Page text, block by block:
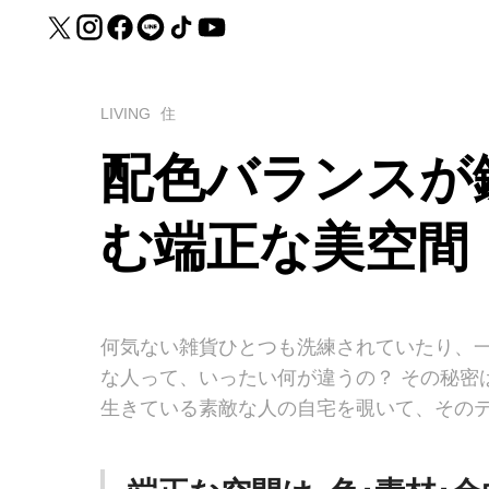
LIVING 住
配色バランス
む端正な美空間
何気ない雑貨ひとつも洗練されていたり
な人って、いったい何が違うの？ その秘
生きている素敵な人の自宅を覗いて、その